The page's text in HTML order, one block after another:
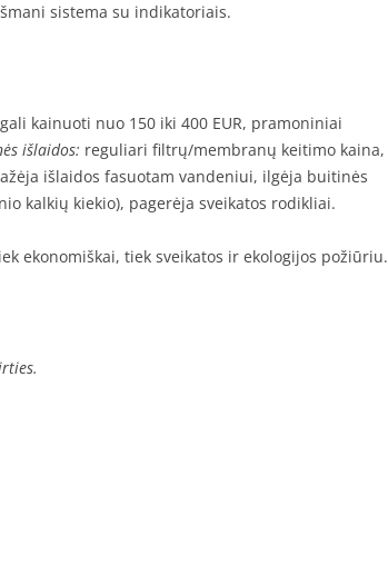
sistema su indikatoriais.
kainuoti nuo 150 iki 400 EUR, pramoniniai
išlaidos: reguliari filtrų/membranų keitimo kaina,
išlaidos fasuotam vandeniui, ilgėja buitinės
kalkių kiekio), pagerėja sveikatos rodikliai.
ekonomiškai, tiek sveikatos ir ekologijos požiūriu.